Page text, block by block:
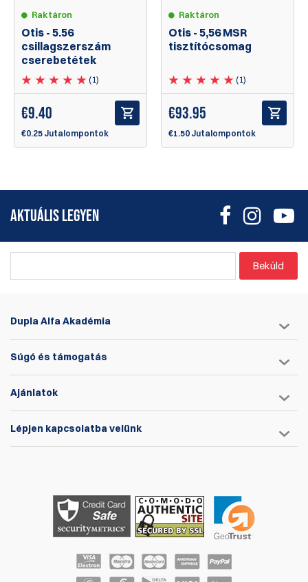
Raktáron
Otis - 5.56
csillagszerszám
cserebetétek
(1)
€9.40
€0.25 Jutalompontok
Raktáron
Otis - 5,56 MSR
tisztítócsomag
(1)
€93.95
€1.50 Jutalompontok
AKTUÁLIS LEGYEN
Beküld
Dupla Alfa Akadémia
Súgó és támogatás
Ajánlatok
Lépjen kapcsolatba velünk